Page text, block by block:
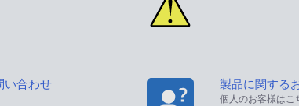
い合わせ 製品に関する
個人のお客様はこ